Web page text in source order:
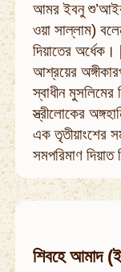
আমর ইবনু শু’আইব
ওয়া সাল্লাম)
দিয়াতের
আশ্রয়ের
স্বাধীন
স্ত্রীলোকের
এক তৃতীয়াংশের
সমপরিমাণ
শিবহে আমাদ